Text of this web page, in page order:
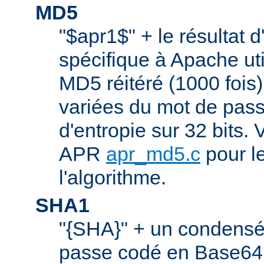
MD5
"$apr1$" + le résultat
spécifique à Apache
MD5 réitéré (1000
variées du mot de
d'entropie sur 32 bits.
APR apr_md5.c pour
l'algorithme.
SHA1
"{SHA}" + un
passe codé en